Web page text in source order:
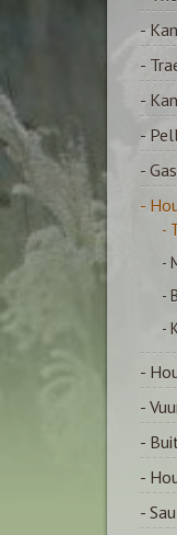
-
-
-
-
-
-
-
-
-
-
-
-
-
-
-